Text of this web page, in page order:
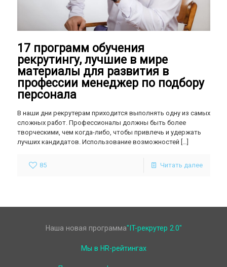
17 программ обучения
рекрутингу, лучшие в мире
материалы для развития в
профессии менеджер по подбору
персонала
В наши дни рекрутерам приходится выполнять одну из самых
сложных работ. Профессионалы должны быть более
творческими, чем когда-либо, чтобы привлечь и удержать
лучших кандидатов. Использование возможностей […]
85 Читать далее
Наша новая программа"IT-рекрутер 2.0"
Мы в HR-рейтингах